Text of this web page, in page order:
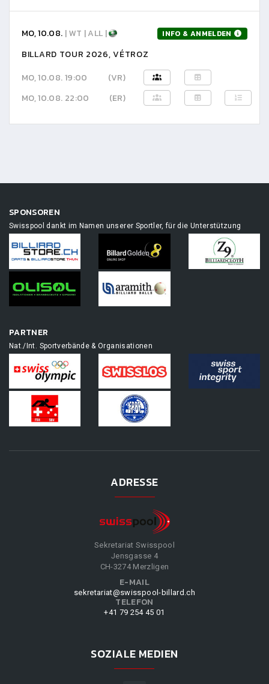
MO, 10.08. | WT | ALL | INFO & ANMELDEN
BILLARD TOUR 2026, VÉTROZ
MO, 10.08. 19:00
(VR)
MO, 10.08. 22:00
(ER)
SPONSOREN
Swisspool dankt im Namen unserer Sportler, für die Unterstützung
PARTNER
Nat./Int. Sportverbände & Organisationen
ADRESSE
Sekretariat Swisspool
Jensgasse 4
CH-3274 Merzligen
E-MAIL
sekretariat@swisspool-billard.ch
TELEFON
+41 79 254 45 01
SOZIALE MEDIEN